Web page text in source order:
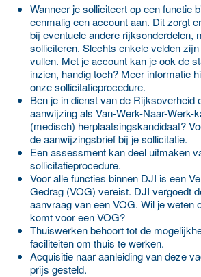
Wanneer je solliciteert op een functie
eenmalig een account aan. Dit zorgt
bij eventuele andere rijksonderdelen,
solliciteren. Slechts enkele velden
vullen. Met je account kan je ook de
inzien, handig toch? Meer informatie
onze sollicitatieprocedure.
Ben je in dienst van de Rijksoverheid
aanwijzing als Van-Werk-Naar-Werk-
(medisch) herplaatsingskandidaat?
de aanwijzingsbrief bij je sollicitatie.
Een assessment kan deel uitmaken
sollicitatieprocedure.
Voor alle functies binnen DJI is een
Gedrag (VOG) vereist. DJI vergoedt
aanvraag van een VOG. Wil je weten
komt voor een VOG?
Thuiswerken behoort tot de
faciliteiten om thuis te werken.
Acquisitie naar aanleiding van deze
prijs gesteld.